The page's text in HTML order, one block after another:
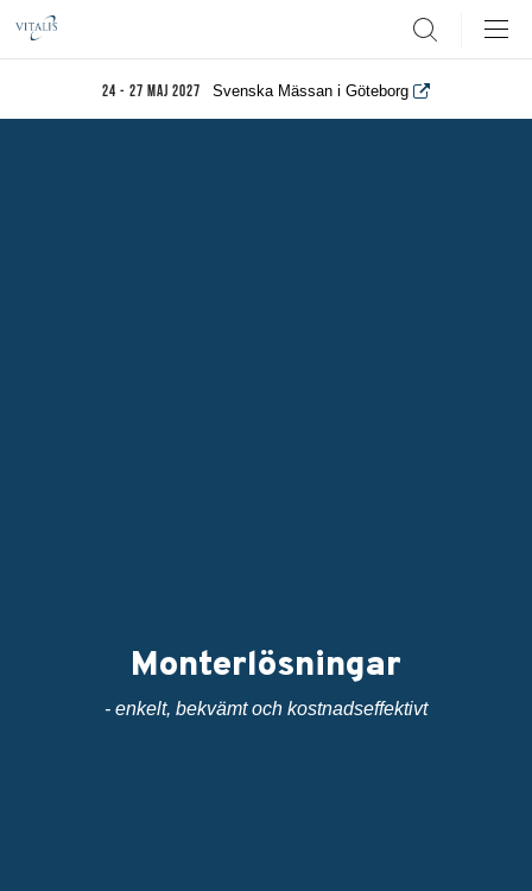
24 - 27 maj 2027 Svenska Mässan i Göteborg
Search
Monterlösningar
- enkelt, bekvämt och kostnadseffektivt